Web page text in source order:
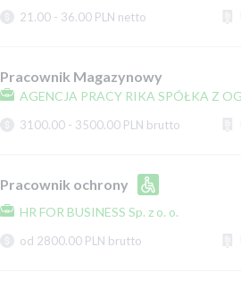
21.00 - 36.00 PLN netto
Pracownik Magazynowy
AGENCJA PRACY RIKA SPÓŁKA Z
3100.00 - 3500.00 PLN brutto
Pracownik ochrony
HR FOR BUSINESS Sp. z o. o.
od 2800.00 PLN brutto